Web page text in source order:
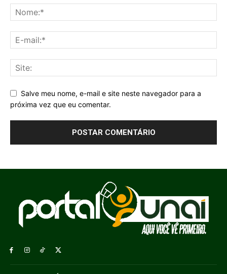
Salve meu nome, e-mail e site neste navegador para a
próxima vez que eu comentar.